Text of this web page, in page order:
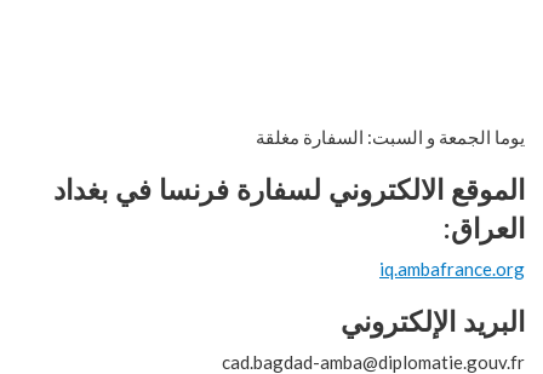
يوما الجمعة و السبت: السفارة مغلقة
الموقع الالكتروني لسفارة فرنسا في بغداد
العراق:
iq.ambafrance.org
البريد الإلكتروني
cad.bagdad-amba@diplomatie.gouv.fr